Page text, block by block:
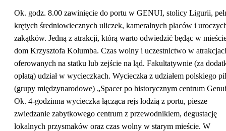
Ok. godz. 8.00 zawinięcie do portu w GENUI, stolicy Ligurii,
krętych średniowiecznych uliczek, kameralnych placów i
zakątków. Jedną z atrakcji, którą warto odwiedzić będąc w
dom Krzysztofa Kolumba. Czas wolny i uczestnictwo w
oferowanych na statku lub zejście na ląd. Fakultatywnie (za
opłatą) udział w wycieczkach. Wycieczka z udziałem polskiego
(grupy międzynarodowe) „Spacer po historycznym centrum
Ok. 4-godzinna wycieczka łącząca rejs łodzią z portu, piesze
zwiedzanie zabytkowego centrum z przewodnikiem, degustację
lokalnych przysmaków oraz czas wolny w starym mieście. W